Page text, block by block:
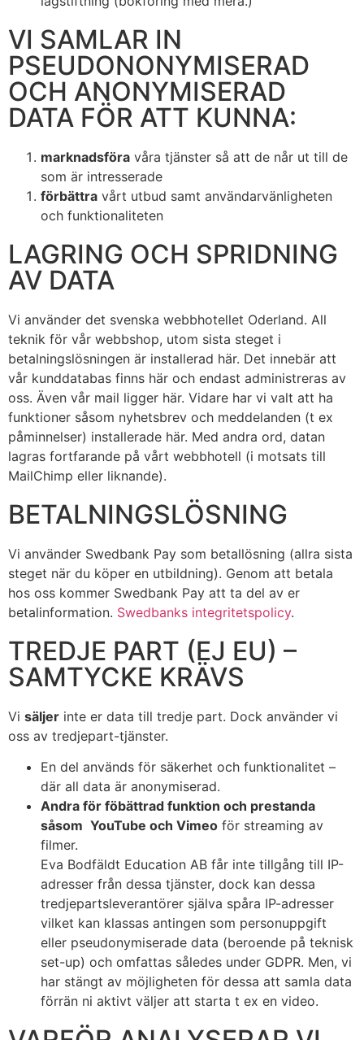
VI SAMLAR IN
PSEUDONONYMISERAD
OCH ANONYMISERAD
DATA FÖR ATT KUNNA:
marknadsföra våra tjänster så att de når ut till de
som är intresserade
förbättra vårt utbud samt användarvänligheten
och funktionaliteten
LAGRING OCH SPRIDNING
AV DATA
Vi använder det svenska webbhotellet Oderland. All
teknik för vår webbshop, utom sista steget i
betalningslösningen är installerad här. Det innebär att
vår kunddatabas finns här och endast administreras av
oss. Även vår mail ligger här. Vidare har vi valt att ha
funktioner såsom nyhetsbrev och meddelanden (t ex
påminnelser) installerade här. Med andra ord, datan
lagras fortfarande på vårt webbhotell (i motsats till
MailChimp eller liknande).
BETALNINGSLÖSNING
Vi använder Swedbank Pay som betallösning (allra sista
steget när du köper en utbildning). Genom att betala
hos oss kommer Swedbank Pay att ta del av er
betalinformation. Swedbanks integritetspolicy.
TREDJE PART (EJ EU) –
SAMTYCKE KRÄVS
Vi säljer inte er data till tredje part. Dock använder vi
oss av tredjepart-tjänster.
En del används för säkerhet och funktionalitet –
där all data är anonymiserad.
Andra för föbättrad funktion och prestanda
såsom YouTube och Vimeo för streaming av
filmer.
Eva Bodfäldt Education AB får inte tillgång till IP-
adresser från dessa tjänster, dock kan dessa
tredjepartsleverantörer själva spåra IP-adresser
vilket kan klassas antingen som personuppgift
eller pseudonymiserade data (beroende på teknisk
set-up) och omfattas således under GDPR. Men, vi
har stängt av möjligheten för dessa att samla data
förrän ni aktivt väljer att starta t ex en video.